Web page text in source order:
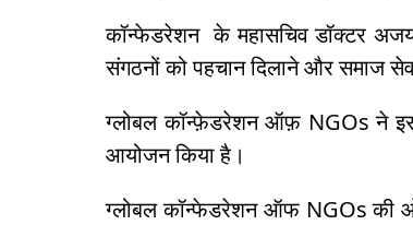
कॉन्फेडरेशन के महासचिव डॉक्टर अजय
संगठनों को पहचान दिलाने और समाज
ग्लोबल कॉन्फ़ेडरेशन ऑफ़ NGOs ने
आयोजन किया है।
ग्लोबल कॉन्फेडरेशन ऑफ NGOs की